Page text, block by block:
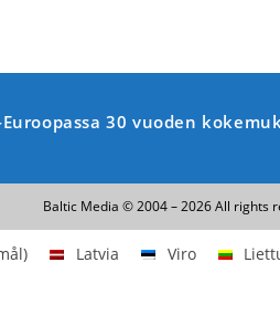
30 vuoden
Baltic Media © 2004 – 2026 All rights
Latvia Viro